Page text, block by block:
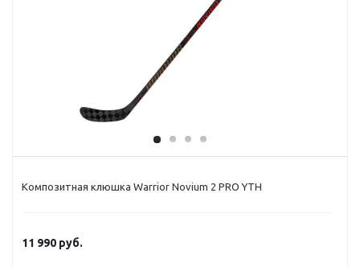
Композитная клюшка Warrior Novium 2 PRO YTH
11 990 руб.